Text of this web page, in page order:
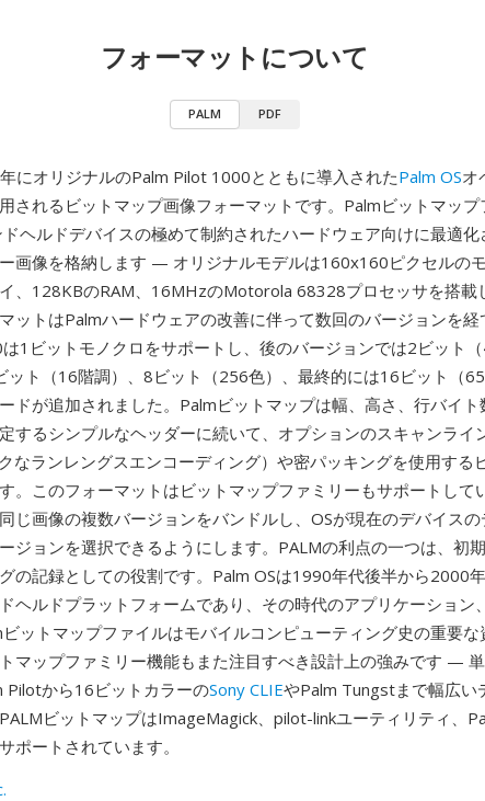
フォーマットについて
PALM PDF
にオリジナルのPalm Pilot 1000とともに導入されたPalm OSオ
されるビットマップ画像フォーマットです。Palmビットマップ
ヘルドデバイスの極めて制約されたハードウェア向けに最適化
画像を格納します — オリジナルモデルは160x160ピクセルの
、128KBのRAM、16MHzのMotorola 68328プロセッサを搭載
ットはPalmハードウェアの改善に伴って数回のバージョンを経
1ビットモノクロをサポートし、後のバージョンでは2ビット
ット（16階調）、8ビット（256色）、最終的には16ビット（
ドが追加されました。Palmビットマップは幅、高さ、行バイト
するシンプルなヘッダーに続いて、オプションのスキャンライ
なランレングスエンコーディング）や密パッキングを使用する
。このフォーマットはビットマップファミリーもサポートし
じ画像の複数バージョンをバンドルし、OSが現在のデバイス
ジョンを選択できるようにします。PALMの利点の一つは、初
の記録としての役割です。Palm OSは1990年代後半から2000
ヘルドプラットフォームであり、その時代のアプリケーション
ットマップファイルはモバイルコンピューティング史の重要な
マップファミリー機能もまた注目すべき設計上の強みです —
Pilotから16ビットカラーのSony CLIEやPalm Tungstまで幅広い
ビットマップはImageMagick、pilot-linkユーティリティ、
ポートされています。